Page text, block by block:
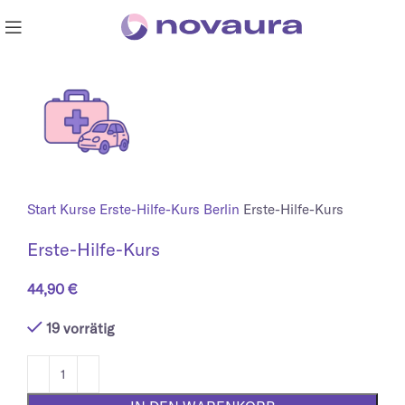
Start Kurse Erste-Hilfe-Kurs Berlin Erste-Hilfe-Kurs
Erste-Hilfe-Kurs
44,90 €
19 vorrätig